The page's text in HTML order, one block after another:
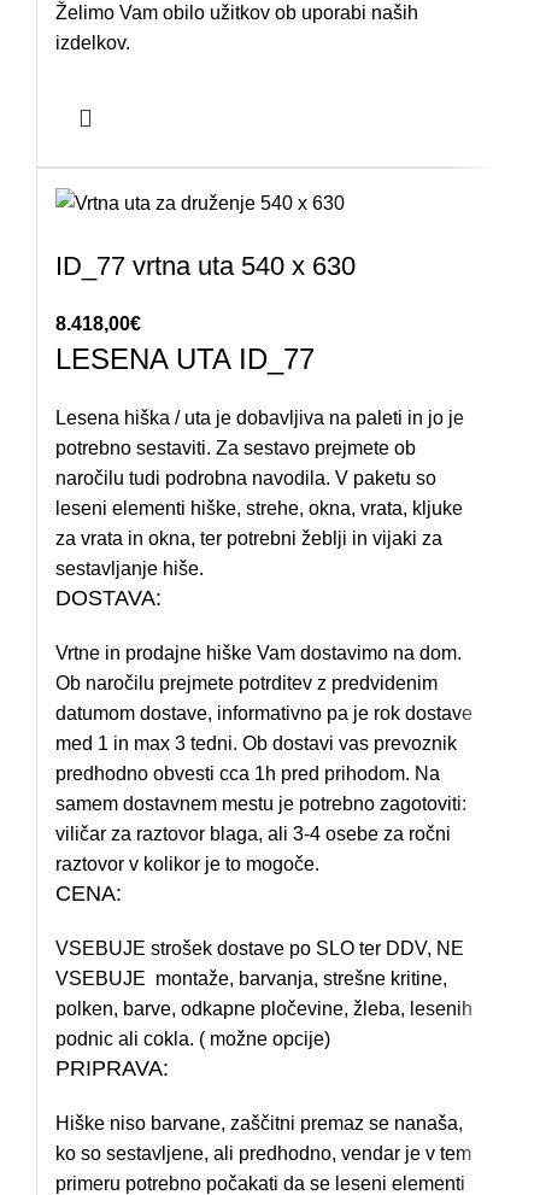
Želimo Vam obilo užitkov ob uporabi naših
izdelkov.
ID_77 vrtna uta 540 x 630
8.418,00€
LESENA UTA ID_77
Lesena hiška / uta je dobavljiva na paleti in jo je
potrebno sestaviti. Za sestavo prejmete ob
naročilu tudi podrobna navodila. V paketu so
leseni elementi hiške, strehe, okna, vrata, kljuke
za vrata in okna, ter potrebni žeblji in vijaki za
sestavljanje hiše.
DOSTAVA:
Vrtne in prodajne hiške Vam dostavimo na dom.
Ob naročilu prejmete potrditev z predvidenim
datumom dostave, informativno pa je rok dostave
med 1 in max 3 tedni. Ob dostavi vas prevoznik
predhodno obvesti cca 1h pred prihodom. Na
samem dostavnem mestu je potrebno zagotoviti:
viličar za raztovor blaga, ali 3-4 osebe za ročni
raztovor v kolikor je to mogoče.
CENA:
VSEBUJE strošek dostave po SLO ter DDV, NE
VSEBUJE montaže, barvanja, strešne kritine,
polken, barve, odkapne pločevine, žleba, lesenih
podnic ali cokla. ( možne opcije)
PRIPRAVA:
Hiške niso barvane, zaščitni premaz se nanaša,
ko so sestavljene, ali predhodno, vendar je v tem
primeru potrebno počakati da se leseni elementi